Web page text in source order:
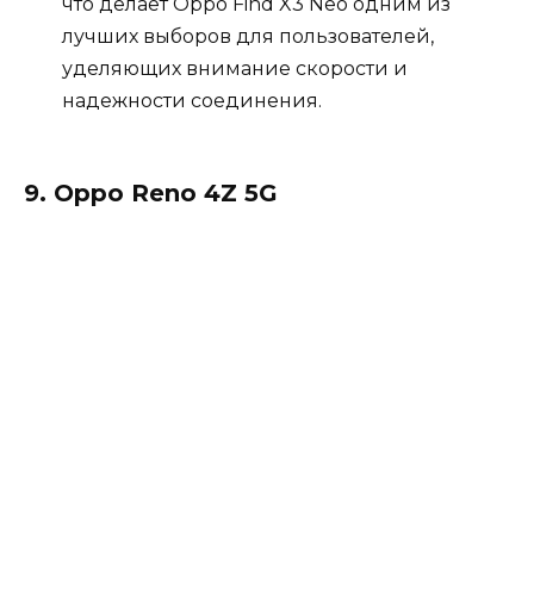
лучших выборов для пользователей,
уделяющих внимание скорости и
надежности соединения.
9. Oppo Reno 4Z 5G